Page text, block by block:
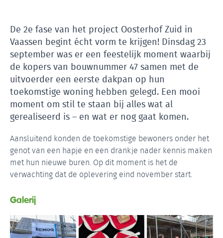
De 2e fase van het project Oosterhof Zuid in
Vaassen begint écht vorm te krijgen! Dinsdag 23
september was er een feestelijk moment waarbij
de kopers van bouwnummer 47 samen met de
uitvoerder een eerste dakpan op hun
toekomstige woning hebben gelegd. Een mooi
moment om stil te staan bij alles wat al
gerealiseerd is – en wat er nog gaat komen.
Aansluitend konden de toekomstige bewoners onder het
genot van een hapje en een drankje nader kennis maken
met hun nieuwe buren. Op dit moment is het de
verwachting dat de oplevering eind november start.
Galerij